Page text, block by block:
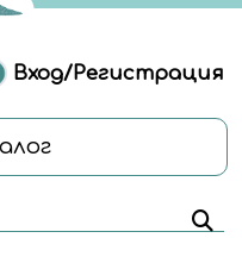
Вход/Регистрация